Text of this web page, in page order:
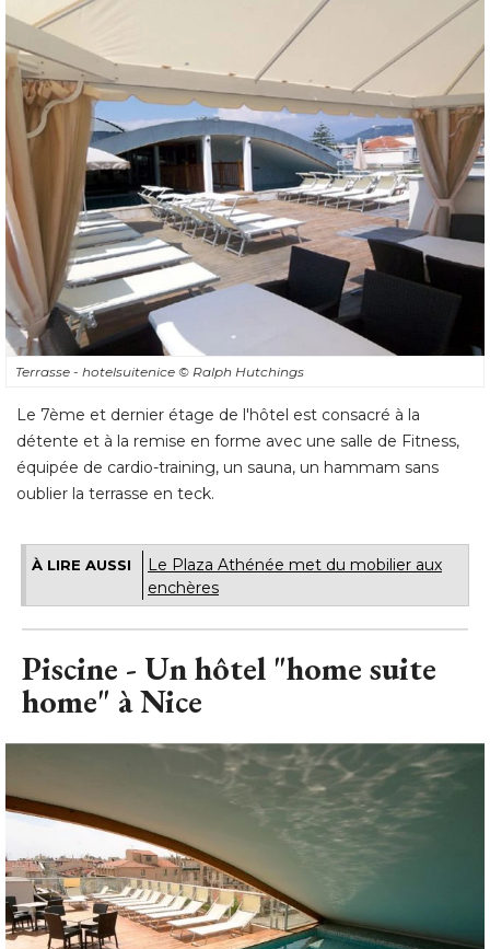
Terrasse - hotelsuitenice © Ralph Hutchings
Le 7ème et dernier étage de l'hôtel est consacré à la
détente et à la remise en forme avec une salle de Fitness,
équipée de cardio-training, un sauna, un hammam sans
oublier la terrasse en teck.
À LIRE AUSSI
Le Plaza Athénée met du mobilier aux
enchères
Piscine - Un hôtel "home suite
home" à Nice